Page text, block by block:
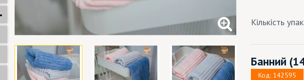
Кількість
Банний
Код: 142595